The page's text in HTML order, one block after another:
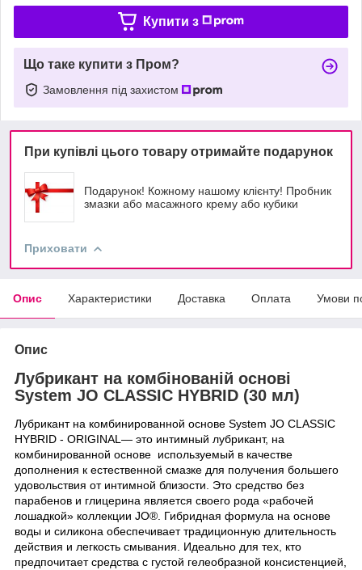
Купити з
Що таке купити з Пром?
Замовлення під захистом
При купівлі цього товару отримайте подарунок
Подарунок! Кожному нашому клієнту! Пробник
змазки або масажного крему або кубики
Приховати
Опис Характеристики Доставка Оплата Умови
Опис
Лубрикант на комбінованій основі
System JO CLASSIC HYBRID (30 мл)
Лубрикант на комбинированной основе System JO CLASSIC
HYBRID - ORIGINAL— это интимный лубрикант, на
комбинированной основе используемый в качестве
дополнения к естественной смазке для получения большего
удовольствия от интимной близости. Это средство без
парабенов и глицерина является своего рода «рабочей
лошадкой» коллекции JO®. Гибридная формула на основе
воды и силикона обеспечивает традиционную длительность
действия и легкость смывания. Идеально для тех, кто
предпочитает средства с густой гелеобразной консистенцией,